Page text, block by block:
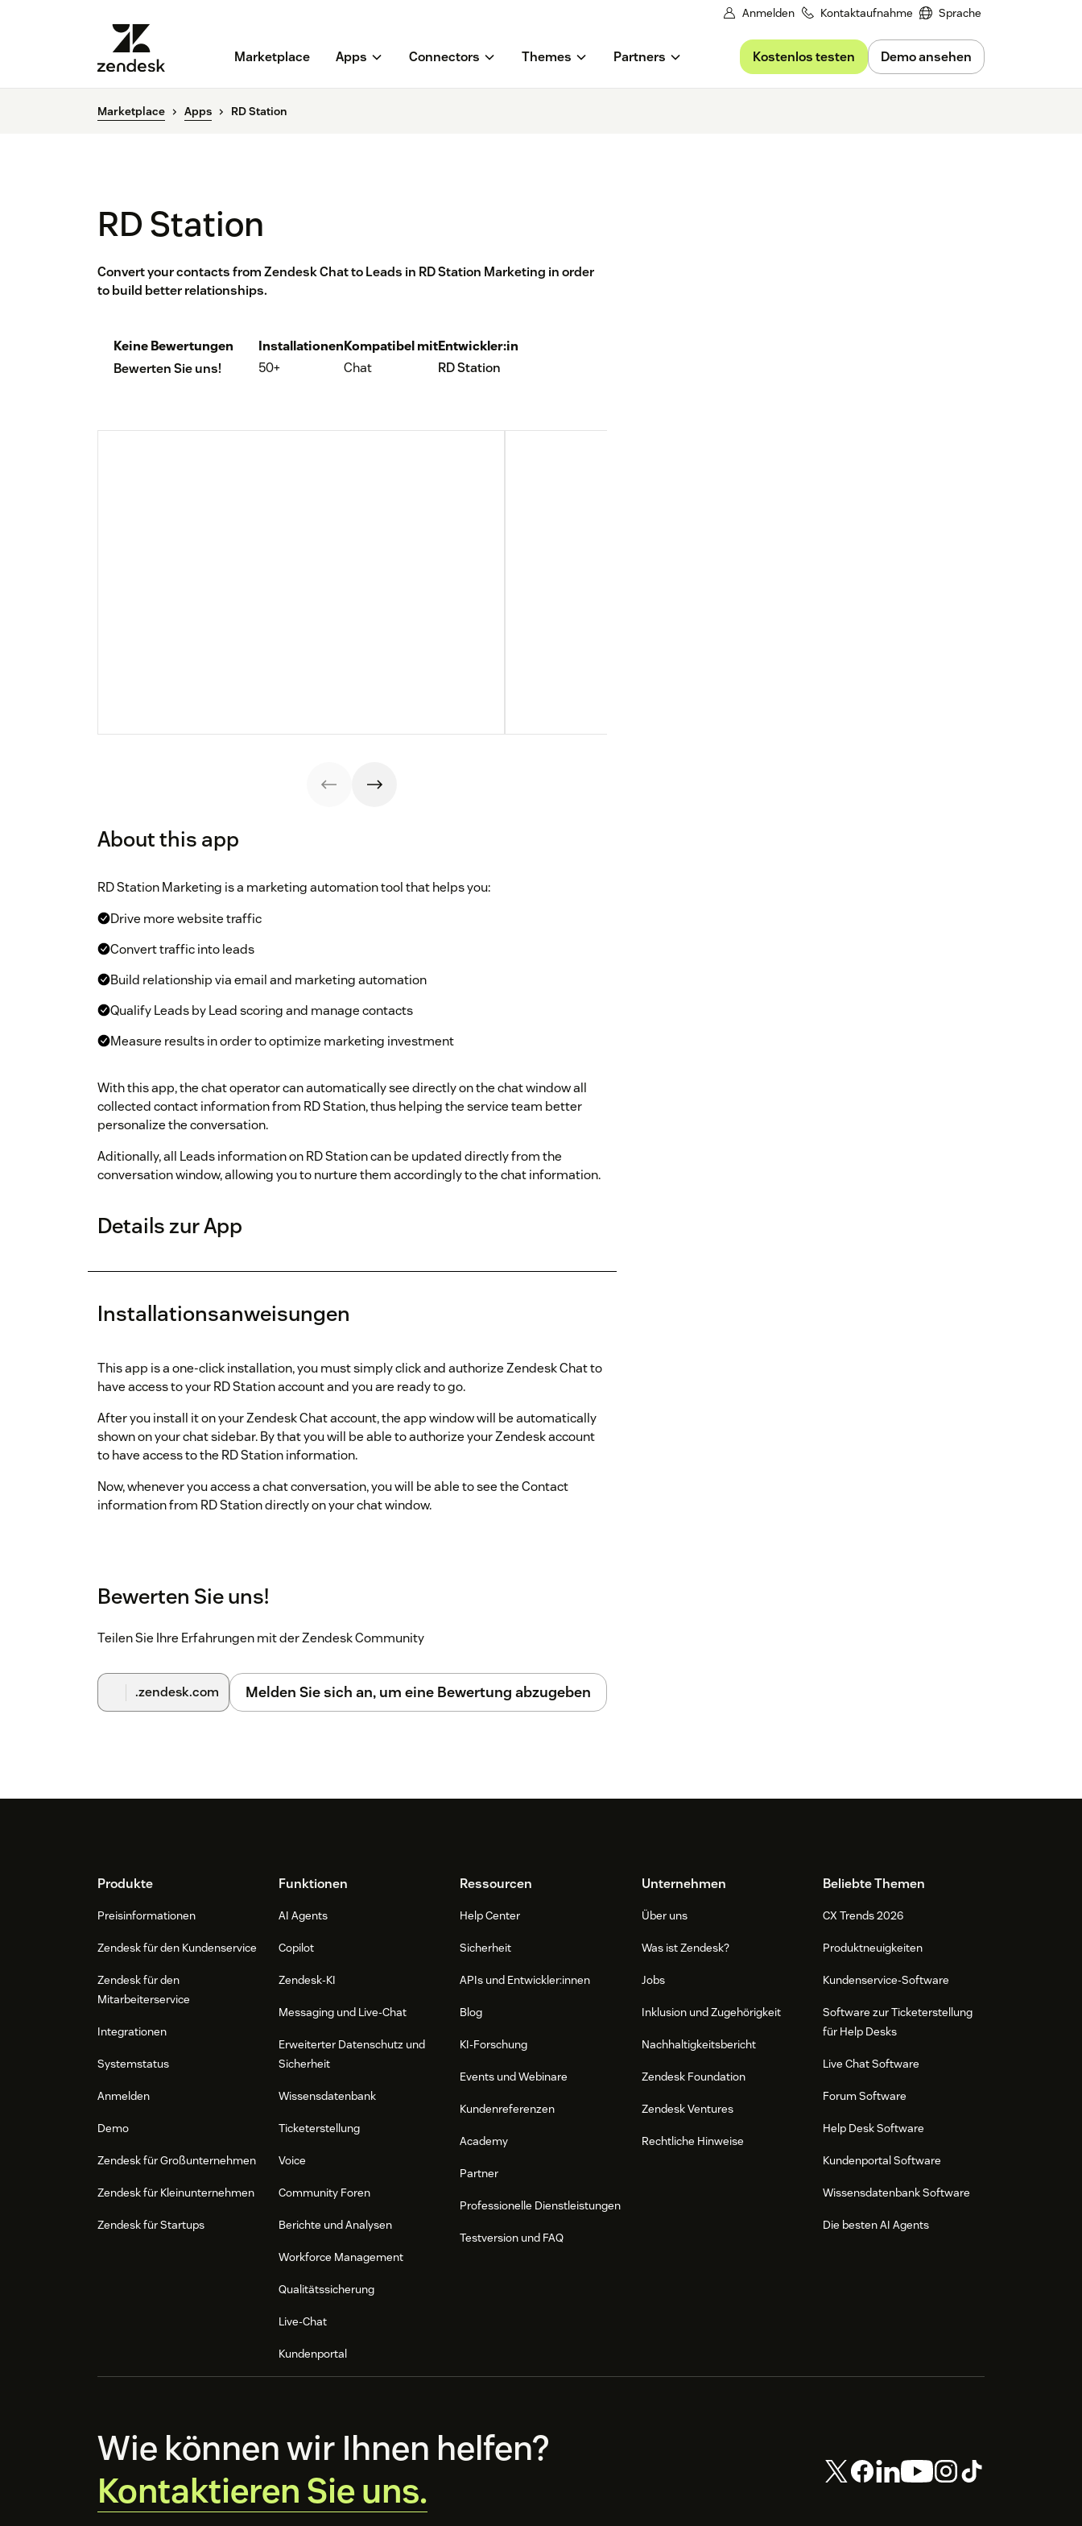
Anmelden Kontaktaufnahme Sprache
Marketplace Apps Connectors Themes Partners Kostenlos testen Demo ansehen
Marketplace Apps RD Station
RD Station
Convert your contacts from Zendesk Chat to Leads in RD Station Marketing in order
to build better relationships.
Keine Bewertungen
Bewerten Sie uns!
Installationen
50+
Kompatibel mit
Chat
Entwickler:in
RD Station
About this app
RD Station Marketing is a marketing automation tool that helps you:
Drive more website traffic
Convert traffic into leads
Build relationship via email and marketing automation
Qualify Leads by Lead scoring and manage contacts
Measure results in order to optimize marketing investment
With this app, the chat operator can automatically see directly on the chat window all
collected contact information from RD Station, thus helping the service team better
personalize the conversation.
Aditionally, all Leads information on RD Station can be updated directly from the
conversation window, allowing you to nurture them accordingly to the chat information.
Details zur App
Installationsanweisungen
This app is a one-click installation, you must simply click and authorize Zendesk Chat to
have access to your RD Station account and you are ready to go.
After you install it on your Zendesk Chat account, the app window will be automatically
shown on your chat sidebar. By that you will be able to authorize your Zendesk account
to have access to the RD Station information.
Now, whenever you access a chat conversation, you will be able to see the Contact
information from RD Station directly on your chat window.
Bewerten Sie uns!
Teilen Sie Ihre Erfahrungen mit der Zendesk Community
.zendesk.com Melden Sie sich an, um eine Bewertung abzugeben
FooterProdukte
Preisinformationen
Zendesk für den Kundenservice
Zendesk für den
Mitarbeiterservice
Integrationen
Systemstatus
Anmelden
Demo
Zendesk für Großunternehmen
Zendesk für Kleinunternehmen
Zendesk für Startups
Funktionen
AI Agents
Copilot
Zendesk-KI
Messaging und Live-Chat
Erweiterter Datenschutz und
Sicherheit
Wissensdatenbank
Ticketerstellung
Voice
Community Foren
Berichte und Analysen
Workforce Management
Qualitätssicherung
Live-Chat
Kundenportal
Ressourcen
Help Center
Sicherheit
APIs und Entwickler:innen
Blog
KI-Forschung
Events und Webinare
Kundenreferenzen
Academy
Partner
Professionelle Dienstleistungen
Testversion und FAQ
Unternehmen
Über uns
Was ist Zendesk?
Jobs
Inklusion und Zugehörigkeit
Nachhaltigkeitsbericht
Zendesk Foundation
Zendesk Ventures
Rechtliche Hinweise
Beliebte Themen
CX Trends 2026
Produktneuigkeiten
Kundenservice-Software
Software zur Ticketerstellung
für Help Desks
Live Chat Software
Forum Software
Help Desk Software
Kundenportal Software
Wissensdatenbank Software
Die besten AI Agents
Wie können wir Ihnen helfen?
Kontaktieren Sie uns.